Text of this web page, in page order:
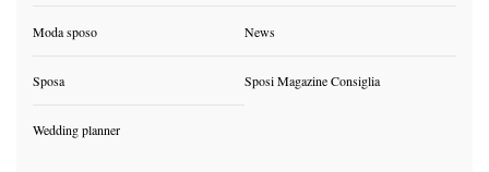
Moda sposo News
Sposa Sposi Magazine Consiglia
Wedding planner